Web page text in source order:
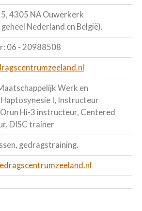
4305 NA Ouwerkerk
Nederland en België).
06 - 20988508
Werk en
I, Instructeur
Hi-3 instructeur, Centered
DISC trainer
gedragstraining.